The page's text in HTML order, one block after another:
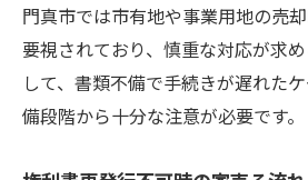
門真市では市有地や事業用地の売
要視されており、慎重な対応が求
して、書類不備で手続きが遅れた
備段階から十分な注意が必要です。